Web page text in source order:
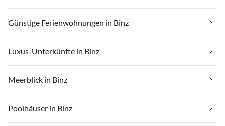
Günstige Ferienwohnungen in Binz
Luxus-Unterkünfte in Binz
Meerblick in Binz
Poolhäuser in Binz